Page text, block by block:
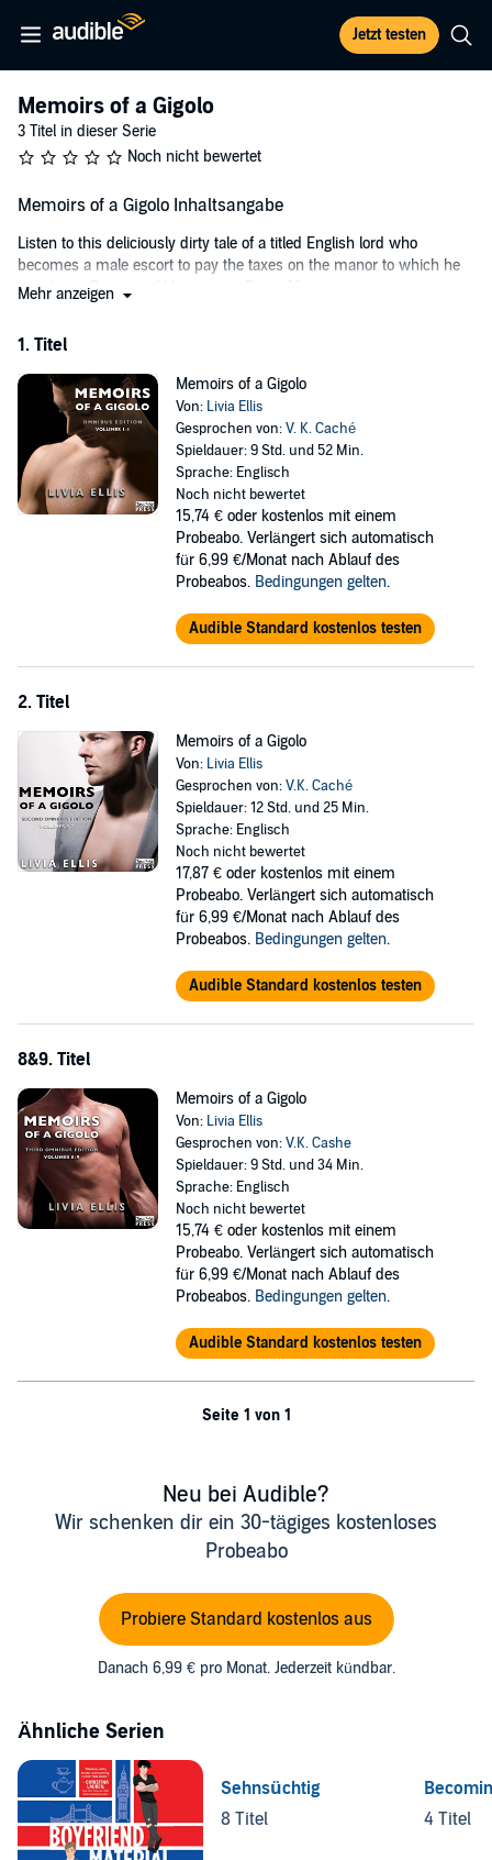
Jetzt testen
Memoirs of a Gigolo
3 Titel in dieser Serie
Noch nicht bewertet
Memoirs of a Gigolo Inhaltsangabe
Listen to this deliciously dirty tale of a titled English lord who
becomes a male escort to pay the taxes on the manor to which he
was born.Downton Abbey
bad decision followed by another leaves him broke and out of
world of sex for hire. Oliver embarks on a journey that will force him
to confront his demons, answer for the sins of the past, and become
a man. These are his intimate thoughts.
Volumes one through four of Memoirs of a Gigolo, the First Omnibus
Edition.
©2013 Livia Ellis (P)2015 Insatiable Press
Mehr anzeigen
1. Titel
Memoirs of a Gigolo
Von: Livia Ellis
Gesprochen von:V. K. Caché
Spieldauer: 9 Std. und 52 Min.
Sprache: Englisch
Noch nicht bewertet
15,74 € oder kostenlos mit einem
Probeabo. Verlängert sich automatisch
für 6,99 €/Monat nach Ablauf des
Probeabos. Bedingungen gelten.
Audible Standard kostenlos testen
2. Titel
Memoirs of a Gigolo
Von: Livia Ellis
Gesprochen von:V.K. Caché
Spieldauer: 12 Std. und 25 Min.
Sprache: Englisch
Noch nicht bewertet
17,87 € oder kostenlos mit einem
Probeabo. Verlängert sich automatisch
für 6,99 €/Monat nach Ablauf des
Probeabos. Bedingungen gelten.
Audible Standard kostenlos testen
8&9. Titel
Memoirs of a Gigolo
Von: Livia Ellis
Gesprochen von:V.K. Cashe
Spieldauer: 9 Std. und 34 Min.
Sprache: Englisch
Noch nicht bewertet
15,74 € oder kostenlos mit einem
Probeabo. Verlängert sich automatisch
für 6,99 €/Monat nach Ablauf des
Probeabos. Bedingungen gelten.
Audible Standard kostenlos testen
Seite 1 von 1
Neu bei Audible?
Wir schenken dir ein 30-tägiges kostenloses
Probeabo
Probiere Standard kostenlos aus
Danach 6,99 € pro Monat. Jederzeit kündbar.
Ähnliche Serien
Sehnsüchtig
8 Titel
4 Titel